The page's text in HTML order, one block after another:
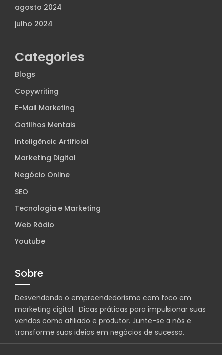
agosto 2024
julho 2024
Categories
Blogs
Copywriting
E-Mail Marketing
Gatilhos Mentais
Inteligência Artificial
Marketing Digital
Negócio Online
SEO
Tecnologia e Marketing
Web Rádio
Youtube
Sobre
Desvendando o empreendedorismo com foco em
marketing digital. Dicas práticas para impulsionar suas
vendas como afiliado e produtor. Junte-se a nós e
transforme suas ideias em negócios de sucesso.